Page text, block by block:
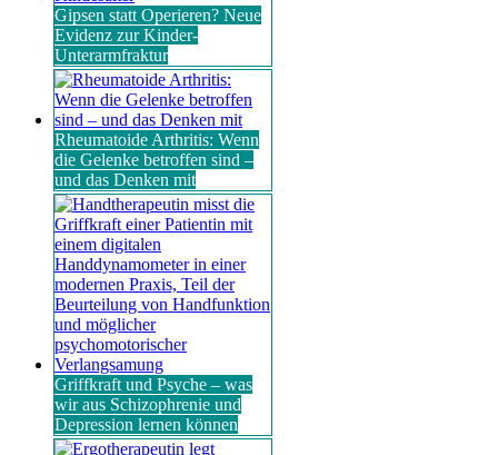
Gipsen statt Operieren? Neue
Evidenz zur Kinder-
Unterarmfraktur
Rheumatoide Arthritis: Wenn
die Gelenke betroffen sind –
und das Denken mit
Griffkraft und Psyche – was
wir aus Schizophrenie und
Depression lernen können